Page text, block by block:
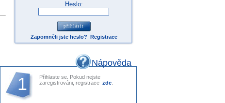
Heslo:
Zapomněli jste heslo? Registrace
Nápověda
1
Přihlaste se. Pokud nejste
zaregistrováni, registrace zde